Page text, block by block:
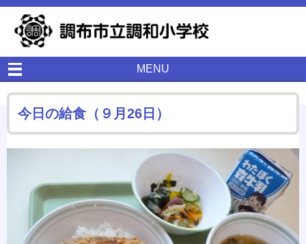
MENU
今日の給食（９月26日）